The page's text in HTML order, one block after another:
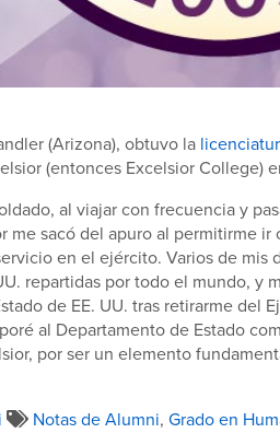
(Arizona), obtuvo la
(entonces Excelsior College)
al viajar con frecuencia y
me sacó del apuro al permitirme
en el ejército. Varios de
repartidas por todo el mundo, y
de EE. UU. tras retirarme del
al Departamento de Estado
por ser un elemento
Notas de Alumni, Grado en